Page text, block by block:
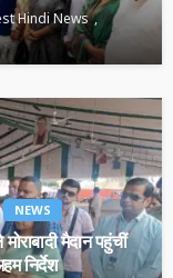
Hindi News
NEWS
मैदान पहुंचीं
निर्देश